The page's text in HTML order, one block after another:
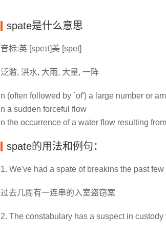
spate是什么意思
音标:英 [speɪt]美 [spet]
泛滥, 洪水, 大雨, 大量, 一阵
n (often followed by `of') a large number or
n a sudden forceful flow
n the occurrence of a water flow resulting
spate的用法和例句：
1. We've had a spate of breakins the past few
过去几周有一连串的入室盗窃案
2. The constabulary has a suspect in